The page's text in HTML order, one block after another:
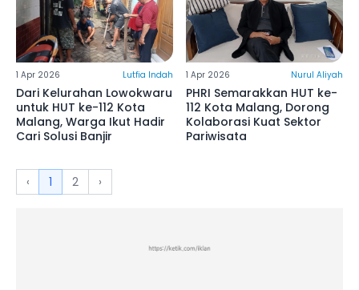
1 Apr 2026 Lutfia Indah
Dari Kelurahan Lowokwaru
untuk HUT ke-112 Kota
Malang, Warga Ikut Hadir
Cari Solusi Banjir
1 Apr 2026 Nurul Aliyah
PHRI Semarakkan HUT ke-
112 Kota Malang, Dorong
Kolaborasi Kuat Sektor
Pariwisata
‹ 1 2 ›